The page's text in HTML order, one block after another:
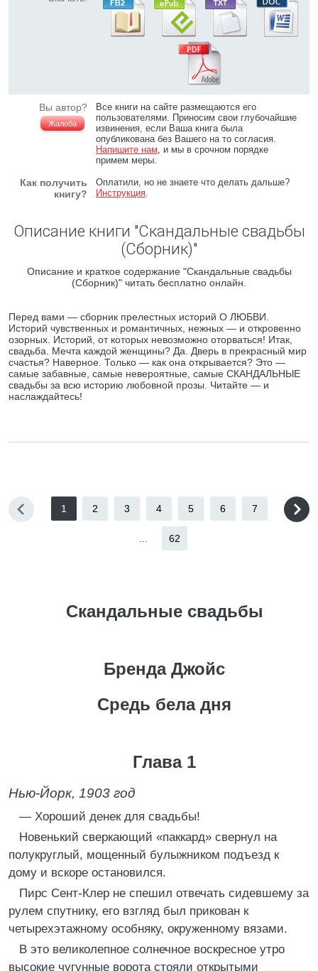
Вы автор?
Жалоба
Все книги на сайте размещаются его
пользователями. Приносим свои глубочайшие
извинения, если Ваша книга была
опубликована без Вашего на то согласия.
Напишите нам, и мы в срочном порядке
примем меры.
Как получить
книгу?
Оплатили, но не знаете что делать дальше?
Инструкция.
Описание книги "Скандальные свадьбы
(Сборник)"
Описание и краткое содержание "Скандальные свадьбы
(Сборник)" читать бесплатно онлайн.
Перед вами — сборник прелестных историй О ЛЮБВИ.
Историй чувственных и романтичных, нежных — и откровенно
озорных. Историй, от которых невозможно оторваться! Итак,
свадьба. Мечта каждой женщины? Да. Дверь в прекрасный мир
счастья? Наверное. Только — как она открывается? Это —
самые забавные, самые невероятные, самые СКАНДАЛЬНЫЕ
свадьбы за всю историю любовной прозы. Читайте — и
наслаждайтесь!
1 2 3 4 5 6 7
62
Скандальные свадьбы
Бренда Джойс
Средь бела дня
Глава 1
Нью‑Йорк, 1903 год
— Хороший денек для свадьбы!
Новенький сверкающий «паккард» свернул на
полукруглый, мощенный булыжником подъезд к
дому и вскоре остановился.
Пирс Сент‑Клер не спешил отвечать сидевшему за
рулем спутнику, его взгляд был прикован к
четырехэтажному особняку, окруженному вязами.
В это великолепное солнечное воскресное утро
высокие чугунные ворота стояли открытыми